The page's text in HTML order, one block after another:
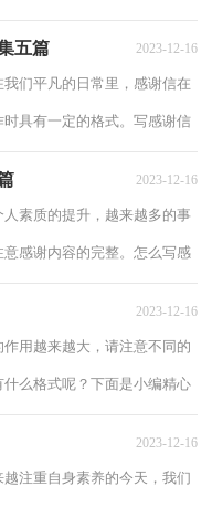
五篇 2023-12-16
我们平凡的日常里，感谢信在
具有一定的格式。写感谢信
2023-12-16
素质的提升，越来越多的事
感谢内容的完整。怎么写感
2023-12-16
用越来越大，请注意不同的
么格式呢？下面是小编精心
2023-12-16
注重自身素养的今天，我们